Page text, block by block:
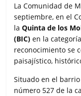
o
o
k
e
r
A
p
p
La Comunidad de
septiembre, en el
laQuinta de los
(BIC) en la
reconocimiento se
paisajístico,
Situado en el
número 527 de la